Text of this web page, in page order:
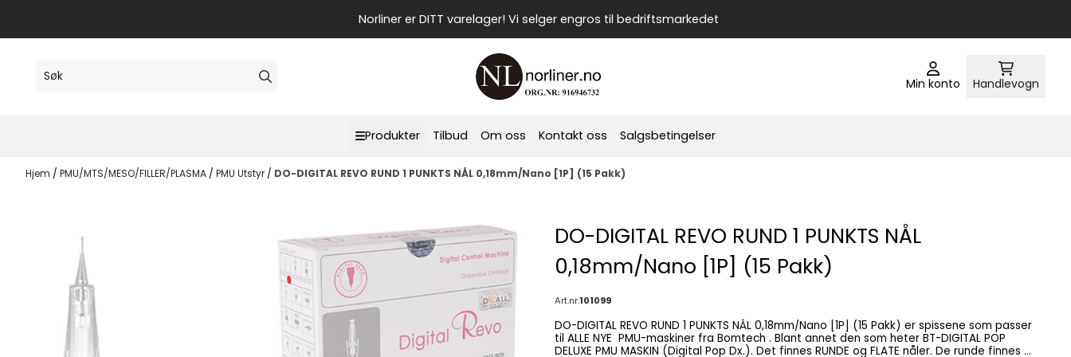
Norliner er DITT varelager! Vi selger engros til bedriftsmarkedet
Min konto Handlevogn
Produkter Tilbud Om oss Kontakt oss Salgsbetingelser
Hjem / PMU/MTS/MESO/FILLER/PLASMA / PMU Utstyr / DO-DIGITAL REVO RUND 1 PUNKTS NÅL 0,18mm/Nano [1P] (15 Pakk)
DO-DIGITAL REVO RUND 1 PUNKTS NÅL
0,18mm/Nano [1P] (15 Pakk)
Art.nr:101099
DO-DIGITAL REVO RUND 1 PUNKTS NÅL 0,18mm/Nano [1P] (15 Pakk) er spissene som passer
til ALLE NYE PMU-maskiner fra Bomtech . Blant annet den som heter BT-DIGITAL POP
DELUXE PMU MASKIN (Digital Pop Dx.). Det finnes RUNDE og FLATE nåler. De runde finnes i